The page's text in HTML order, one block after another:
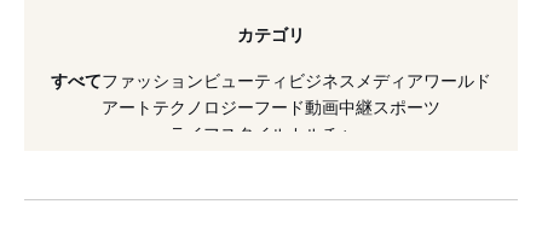
#スキンケア
#ベースメイク
#カラー #マスク
#話題
カテゴリ
すべてファッションビューティ ビジネス メディアワールド
アート テクノロジーフード動画中継スポーツ
ライフスタイル
カルチャー